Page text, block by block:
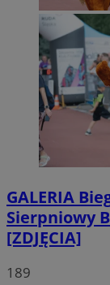
GALERIA
Sierpniowy
[ZDJĘCIA]
189